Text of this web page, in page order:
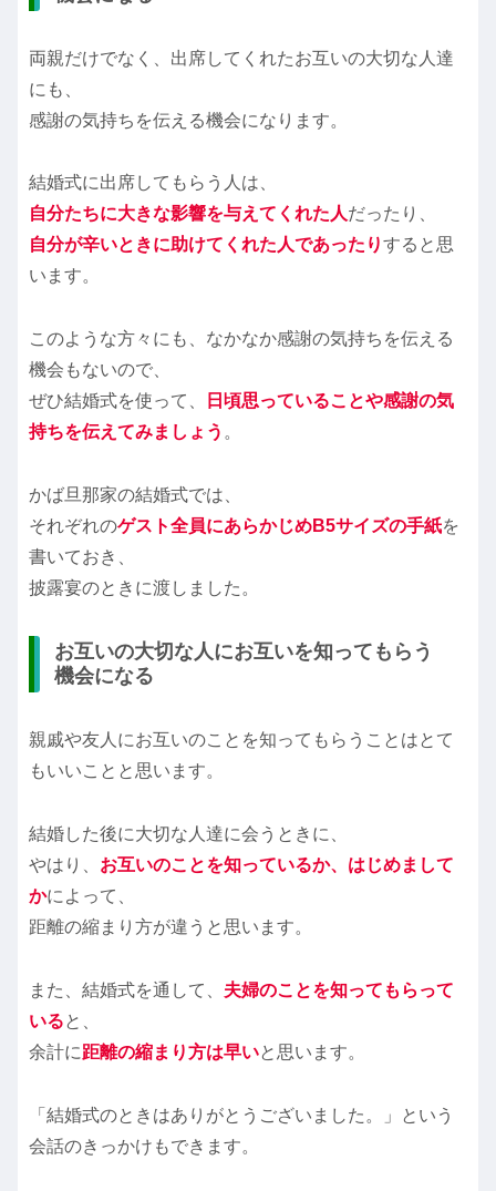
両親だけでなく、出席してくれたお互いの大切な人達
にも、
感謝の気持ちを伝える機会になります。
結婚式に出席してもらう人は、
自分たちに大きな影響を与えてくれた人だったり、
自分が辛いときに助けてくれた人であったりすると思
います。
このような方々にも、なかなか感謝の気持ちを伝える
機会もないので、
ぜひ結婚式を使って、
日頃思っていることや感謝の気
持ちを伝えてみましょう 。
かば旦那家の結婚式では、
それぞれのゲスト全員にあらかじめB5サイズの手紙を
書いておき、
披露宴のときに渡しました。
お互いの大切な人にお互いを知ってもらう
機会になる
親戚や友人にお互いのことを知ってもらうことはとて
もいいことと思います。
結婚した後に大切な人達に会うときに、
やはり、 お互いのことを知っているか、はじめまして
かによって、
距離の縮まり方が違うと思います。
また、結婚式を通して、 夫婦のことを知ってもらって
いると、
余計に距離の縮まり方は早いと思います。
「結婚式のときはありがとうございました。」という
会話のきっかけもできます。